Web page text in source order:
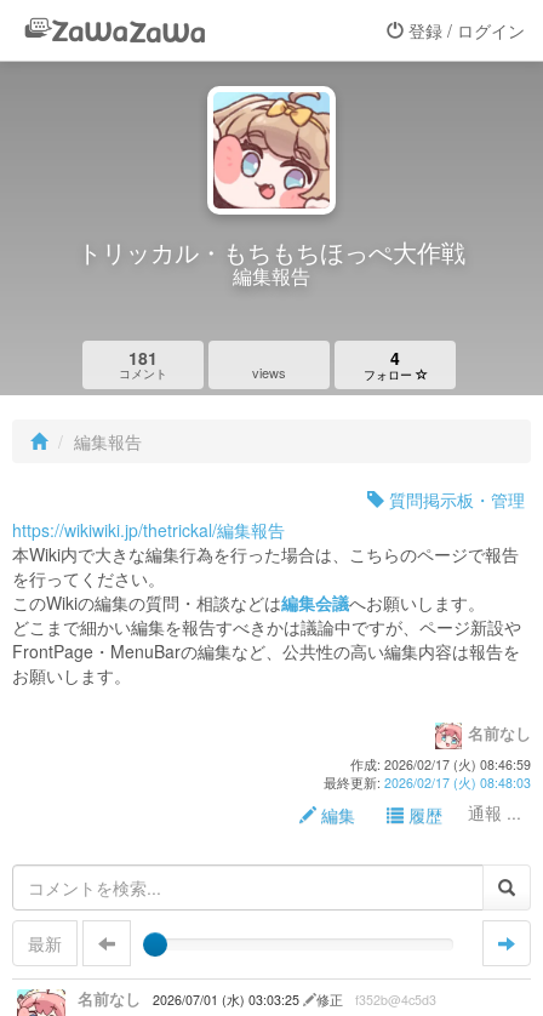
登録 / ログイン
トリッカル・もちもちほっぺ大作戦
編集報告
181
コメント views
4
フォロー
編集報告
質問掲示板・管理
https://wikiwiki.jp/thetrickal/編集報告
本Wiki内で大きな編集行為を行った場合は、こちらのページで報告
を行ってください。
このWikiの編集の質問・相談などは編集会議へお願いします。
どこまで細かい編集を報告すべきかは議論中ですが、ページ新設や
FrontPage・MenuBarの編集など、公共性の高い編集内容は報告を
お願いします。
名前なし
作成: 2026/02/17 (火) 08:46:59
最終更新: 2026/02/17 (火) 08:48:03
編集 履歴 通報 ...
最新
名前なし 2026/07/01 (水) 03:03:25 修正 f352b@4c5d3